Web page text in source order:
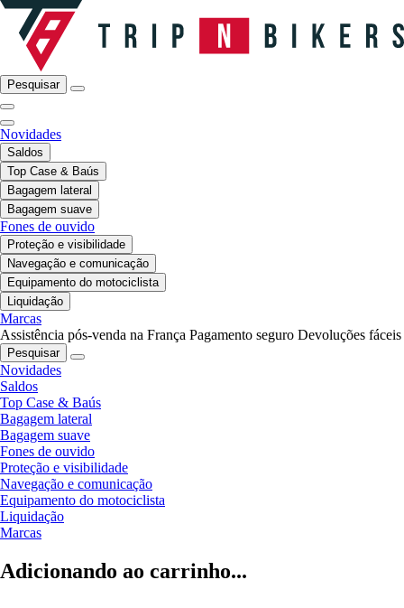
Pesquisar
Novidades
Saldos
Top Case & Baús
Bagagem lateral
Bagagem suave
Fones de ouvido
Proteção e visibilidade
Navegação e comunicação
Equipamento do motociclista
Liquidação
Marcas
Assistência pós-venda na França Pagamento seguro Devoluções fáceis
Pesquisar
Novidades
Saldos
Top Case & Baús
Bagagem lateral
Bagagem suave
Fones de ouvido
Proteção e visibilidade
Navegação e comunicação
Equipamento do motociclista
Liquidação
Marcas
Adicionando ao carrinho...